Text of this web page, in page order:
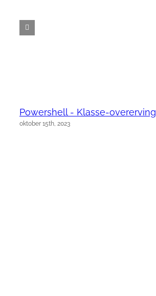
Powershell - Klasse-overerving
oktober 15th, 2023